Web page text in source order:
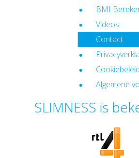
BMI
Videos
Contact
Cookiebeleid
Algemene
SLIMNESS is